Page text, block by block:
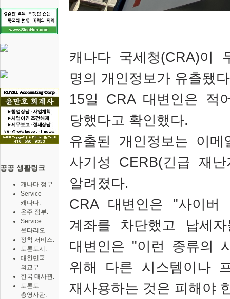
공공 생활링크
캐나다 정부.
Service
캐나다.
온주 정부.
Service
온타리오.
정착 서비스.
토론토시.
대한민국
외교부.
한국 대사관.
토론토
총영사관.
캐나다 국세청(CRA)이
명의 개인정보가 유츨됐
15일 CRA 대변인은 적
당했다고 확인했다.
유출된 개인정보는 이
사기성
CERB(긴급 재난
알려졌다.
CRA 대변인은 "사이
계좌를 차단했고 납세
대변인은 "이런 종류의
위해 다른 시스템이나
재사용하는 것은 피해야